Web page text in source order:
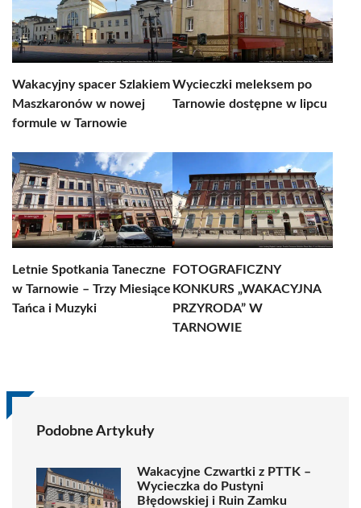
Wakacyjny spacer Szlakiem
Maszkaronów w nowej
formule w Tarnowie
Wycieczki meleksem po
Tarnowie dostępne w lipcu
Letnie Spotkania Taneczne
w Tarnowie – Trzy Miesiące
Tańca i Muzyki
FOTOGRAFICZNY
KONKURS „WAKACYJNA
PRZYRODA” W
TARNOWIE
Podobne Artykuły
Wakacyjne Czwartki z PTTK –
Wycieczka do Pustyni
Błędowskiej i Ruin Zamku